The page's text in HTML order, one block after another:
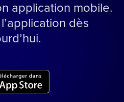
application mobile.
dès